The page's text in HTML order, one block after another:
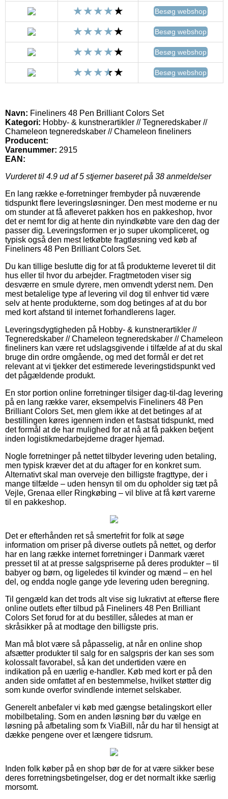
Besøg webshop
Besøg webshop
Besøg webshop
Besøg webshop
Navn: Fineliners 48 Pen Brilliant Colors Set
Kategori: Hobby- & kunstnerartikler // Tegneredskaber //
Chameleon tegneredskaber // Chameleon fineliners
Producent:
Varenummer: 2915
EAN:
Vurderet til 4.9 ud af 5 stjerner baseret på 38 anmeldelser
En lang række e-forretninger frembyder på nuværende
tidspunkt flere leveringsløsninger. Den mest moderne er nu
om stunder at få afleveret pakken hos en pakkeshop, hvor
det er nemt for dig at hente din nyindkøbte vare den dag der
passer dig. Leveringsformen er jo super ukompliceret, og
typisk også den mest letkøbte fragtløsning ved køb af
Fineliners 48 Pen Brilliant Colors Set.
Du kan tillige beslutte dig for at få produkterne leveret til dit
hus eller til hvor du arbejder. Fragtmetoden viser sig
desværre en smule dyrere, men omvendt yderst nem. Den
mest betalelige type af levering vil dog til enhver tid være
selv at hente produkterne, som dog betinges af at du bor
med kort afstand til internet forhandlerens lager.
Leveringsdygtigheden på Hobby- & kunstnerartikler //
Tegneredskaber // Chameleon tegneredskaber // Chameleon
fineliners kan være ret udslagsgivende i tilfælde af at du skal
bruge din ordre omgående, og med det formål er det ret
relevant at vi tjekker det estimerede leveringstidspunkt ved
det pågældende produkt.
En stor portion online forretninger tilsiger dag-til-dag levering
på en lang række varer, eksempelvis Fineliners 48 Pen
Brilliant Colors Set, men glem ikke at det betinges af at
bestillingen køres igennem inden et fastsat tidspunkt, med
det formål at de har mulighed for at nå at få pakken betjent
inden logistikmedarbejderne drager hjemad.
Nogle forretninger på nettet tilbyder levering uden betaling,
men typisk kræver det at du aftager for en konkret sum.
Alternativt skal man overveje den billigste fragttype, der i
mange tilfælde – uden hensyn til om du opholder sig tæt på
Vejle, Grenaa eller Ringkøbing – vil blive at få kørt varerne
til en pakkeshop.
Det er efterhånden ret så smertefrit for folk at søge
information om priser på diverse outlets på nettet, og derfor
har en lang række internet forretninger i Danmark været
presset til at at presse salgspriserne på deres produkter – til
babyer og børn, og ligeledes til kvinder og mænd – en hel
del, og endda nogle gange yde levering uden beregning.
Til gengæld kan det trods alt vise sig lukrativt at efterse flere
online outlets efter tilbud på Fineliners 48 Pen Brilliant
Colors Set forud for at du bestiller, således at man er
skråsikker på at modtage den billigste pris.
Man må blot være så påpasselig, at når en online shop
afsætter produkter til salg for en salgspris der kan ses som
kolossalt favorabel, så kan det undertiden være en
indikation på en uærlig e-handler. Køb med kort er på den
anden side omfattet af en bestemmelse, hvilket støtter dig
som kunde overfor svindlende internet selskaber.
Generelt anbefaler vi køb med gængse betalingskort eller
mobilbetaling. Som en anden løsning bør du vælge en
løsning på afbetaling som fx ViaBill, når du har til hensigt at
dække pengene over et længere tidsrum.
Inden folk køber på en shop bør de for at være sikker bese
deres forretningsbetingelser, dog er det normalt ikke særlig
morsomt.